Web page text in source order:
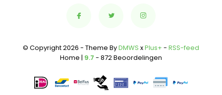
© Copyright 2026 - Theme ByDMWS xPlus+ - RSS-feed
Home | 9.7 - 872 Beoordelingen